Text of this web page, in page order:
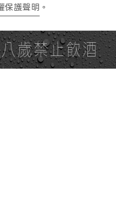
歲禁止飲酒
保護聲明 。